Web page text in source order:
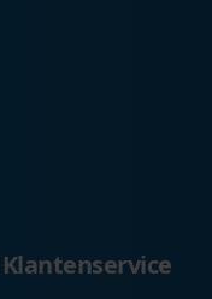
Klantenservice